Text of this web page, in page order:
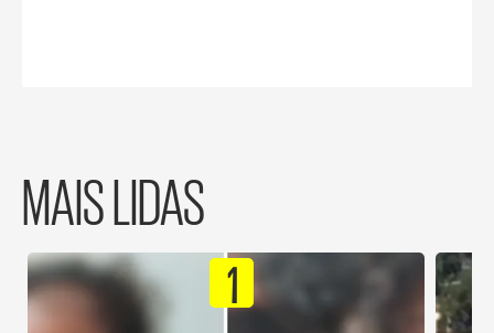
MAIS LIDAS
1